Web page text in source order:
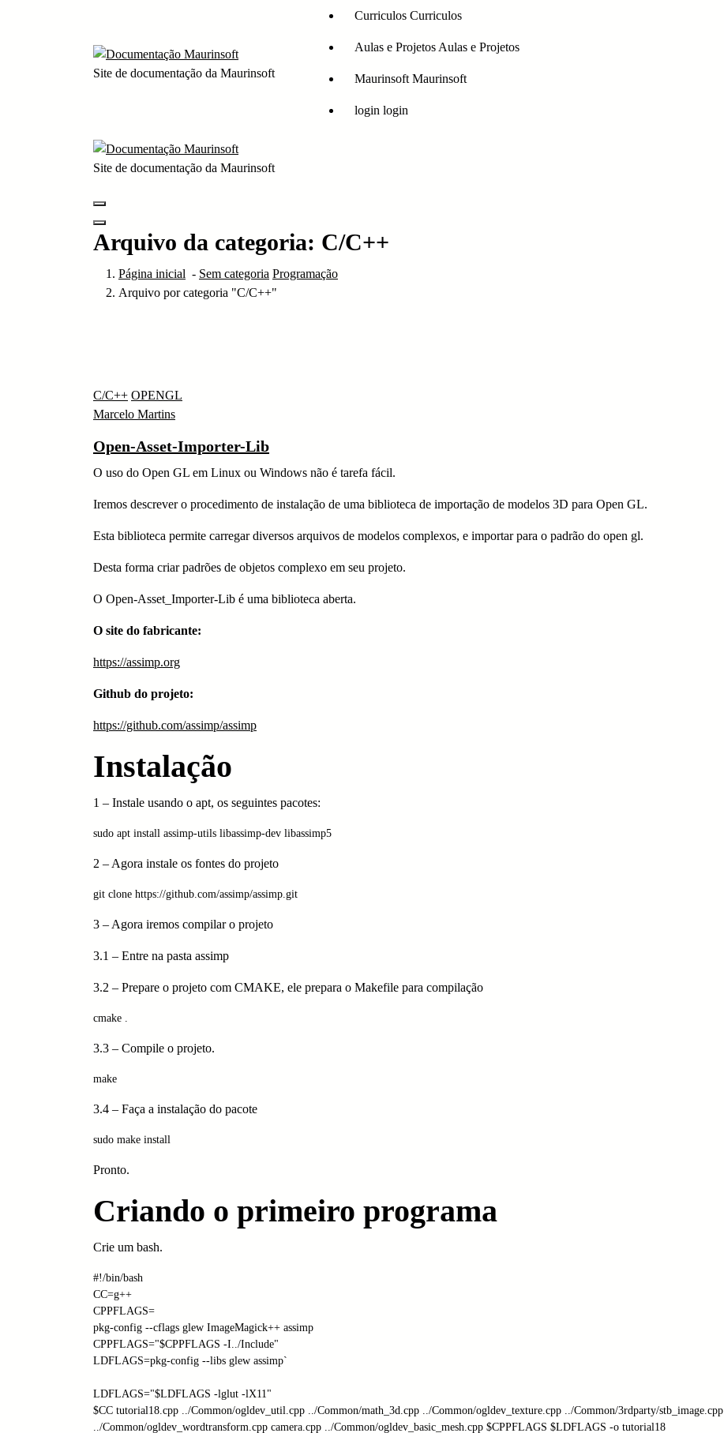
Site de documentação da Maurinsoft
Curriculos Curriculos
Aulas e Projetos Aulas e Projetos
Maurinsoft Maurinsoft
login login
Site de documentação da Maurinsoft
Arquivo da categoria: C/C++
Página inicial - Sem categoria Programação
Arquivo por categoria "C/C++"
C/C++ OPENGL
Marcelo Martins
Open-Asset-Importer-Lib
O uso do Open GL em Linux ou Windows não é tarefa fácil.
Iremos descrever o procedimento de instalação de uma biblioteca de importação de modelos 3D para Open GL.
Esta biblioteca permite carregar diversos arquivos de modelos complexos, e importar para o padrão do open gl.
Desta forma criar padrões de objetos complexo em seu projeto.
O Open-Asset_Importer-Lib é uma biblioteca aberta.
O site do fabricante:
https://assimp.org
Github do projeto:
https://github.com/assimp/assimp
Instalação
1 – Instale usando o apt, os seguintes pacotes:
sudo apt install assimp-utils libassimp-dev libassimp5
2 – Agora instale os fontes do projeto
git clone https://github.com/assimp/assimp.git
3 – Agora iremos compilar o projeto
3.1 – Entre na pasta assimp
3.2 – Prepare o projeto com CMAKE, ele prepara o Makefile para compilação
cmake .
3.3 – Compile o projeto.
make
3.4 – Faça a instalação do pacote
sudo make install
Pronto.
Criando o primeiro programa
Crie um bash.
#!/bin/bash
CC=g++
CPPFLAGS=
pkg-config --cflags glew ImageMagick++ assimp
CPPFLAGS="$CPPFLAGS -I../Include"
LDFLAGS=pkg-config --libs glew assimp`
LDFLAGS="$LDFLAGS -lglut -lX11"
$CC tutorial18.cpp ../Common/ogldev_util.cpp ../Common/math_3d.cpp ../Common/ogldev_texture.cpp ../Common/3rdparty/stb_image.cpp